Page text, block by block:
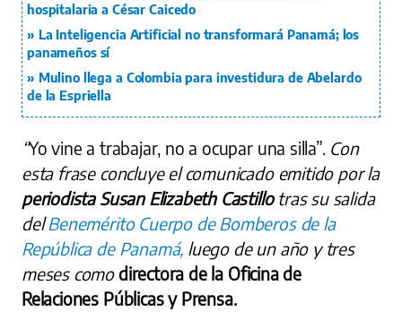
hospitalaria a César Caicedo
La Inteligencia Artificial no transformará Panamá; los
panameños sí
Mulino llega a Colombia para investidura de Abelardo
de la Espriella
“Yo vine a trabajar, no a ocupar una silla”. Con
esta frase concluye el comunicado emitido por la
periodista Susan Elizabeth Castillotras su salida
delBenemérito Cuerpo de Bomberos de la
República de Panamá, luego de un año y tres
meses como directora de la Oficina de
Relaciones Públicas y Prensa.